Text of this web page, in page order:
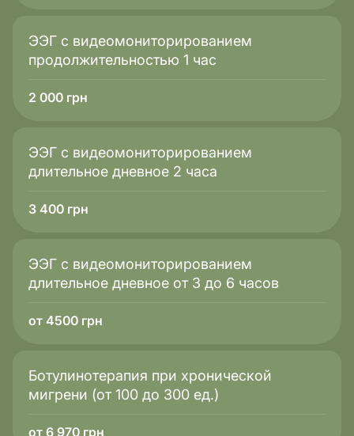
ЭЭГ с видеомониторированием
продолжительностью 1 час
2 000 грн
ЭЭГ с видеомониторированием
длительное дневное 2 часа
3 400 грн
ЭЭГ с видеомониторированием
длительное дневное от 3 до 6 часов
от 4500 грн
Ботулинотерапия при хронической
мигрени (от 100 до 300 ед.)
от 6 970 грн